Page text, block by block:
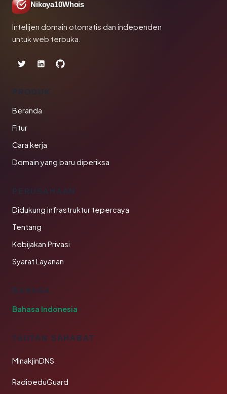
Nikoya10Whois
Intelijen domain otomatis dan independen
untuk web terbuka.
PRODUK
Beranda
Fitur
Cara kerja
Domain yang baru diperiksa
PERUSAHAAN
Didukung infrastruktur tepercaya
Tentang
Kebijakan Privasi
Syarat Layanan
BAHASA
Bahasa Indonesia
TAUTAN SAHABAT
MinakjinDNS
RadioeduGuard